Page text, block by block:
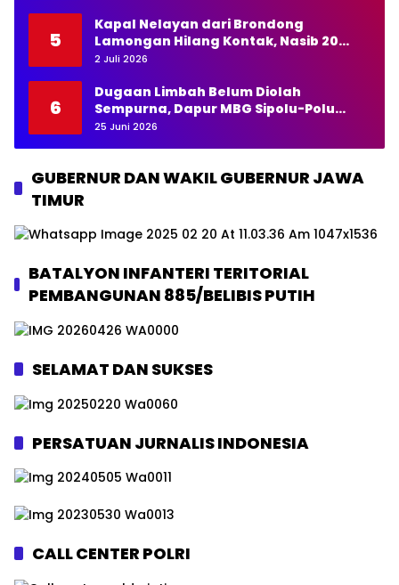
5
Kapal Nelayan dari Brondong
Lamongan Hilang Kontak, Nasib 20
Awak Masih Dicari
2 Juli 2026
6
Dugaan Limbah Belum Diolah
Sempurna, Dapur MBG Sipolu-Polu
Panyabungan Mandailing Natal
25 Juni 2026
GUBERNUR DAN WAKIL GUBERNUR JAWA
TIMUR
BATALYON INFANTERI TERITORIAL
PEMBANGUNAN 885/BELIBIS PUTIH
SELAMAT DAN SUKSES
PERSATUAN JURNALIS INDONESIA
CALL CENTER POLRI